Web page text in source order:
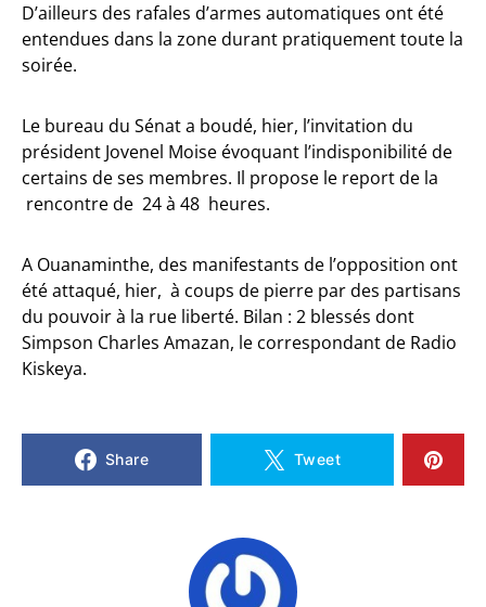
D’ailleurs des rafales d’armes automatiques ont été
entendues dans la zone durant pratiquement toute la
soirée.
Le bureau du Sénat a boudé, hier, l’invitation du
président Jovenel Moise évoquant l’indisponibilité de
certains de ses membres. Il propose le report de la
rencontre de 24 à 48 heures.
A Ouanaminthe, des manifestants de l’opposition ont
été attaqué, hier, à coups de pierre par des partisans
du pouvoir à la rue liberté. Bilan : 2 blessés dont
Simpson Charles Amazan, le correspondant de Radio
Kiskeya.
Share Tweet